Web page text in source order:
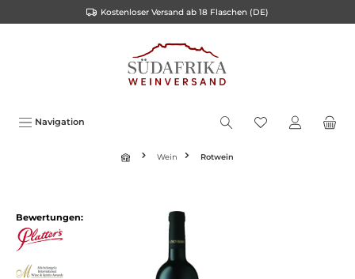
Kostenloser Versand ab 18 Flaschen (DE)
Navigation
Wein Rotwein
Bewertungen: